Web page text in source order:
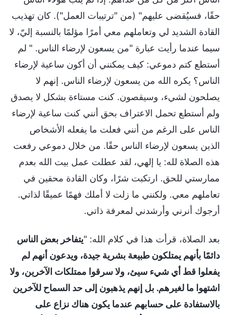
حقًا، فسيُقضى عليهم" (من "ترتيبات العمل"). كان تهذيب
القادة الشديد لي وتعاملهم معي أمرًا مؤلمًا بالنسبة إليّ، لا
سيما عندما رأيت عبارة "من يسعون لإرضاء الناس. " لم
أستطع كتم دموعي: كيف يمكنني أن أكون ساعية لإرضاء
الناس؟ يكره الله من يسعون لإرضاء الناس. إنهم لا
يصلحون لشيء، وسيقصون. كنت مستاءة بشكل لا يصدق
ولم أستطع تحمل الاعتراف بحق أنني كنت ساعية لإرضاء
الناس على الرغم من أنني فعلت ما يفعله الأشخاص
الذين يسعون لإرضاء الناس حقًا. من خلال دموعي رفعت
هذه الصلاة لله: يا إلهي، لقد عطلت عمل بيت الله بعدم
ممارستي للحق. ارتكبت شرًا، وكان القادة محقين في
تعاملهم معي. ولكنني ما زلت لا أملك فهمًا عميقًا لذاتي.
أرجوك أنرني وأرشدني لمعرفة ذاتي.
بعد الصلاة، قرأت هذا في كلام الله: "يتفاخر بعض الناس
دائمًا بأنهم يمتلكون طبيعة بشرية جيدة، ويدعون أنهم لم
يفعلوا قط أي شيء سيئ، ولا سرقوا ممتلكات الآخرين، ولا
اشتهوا ما لغيرهم. بل إنهم يذهبون إلى حد السماح للآخرين
بالاستفادة على حسابهم عندما يكون هناك نزاع على